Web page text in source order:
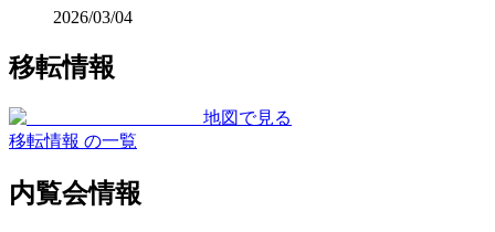
2026/03/04
移転情報
地図で見る
移転情報 の一覧
内覧会情報